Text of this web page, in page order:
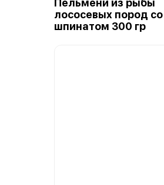
Пельмени из рыбы
лососевых пород со
шпинатом 300 гр